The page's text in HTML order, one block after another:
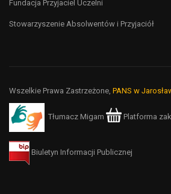
Fundacja Przyjaciel Uczelni
Stowarzyszenie Absolwentów i Przyjaciół
Wszelkie Prawa Zastrzeżone, PANS w
Tłumacz Migam Platforma
Biuletyn Informacji Publicznej